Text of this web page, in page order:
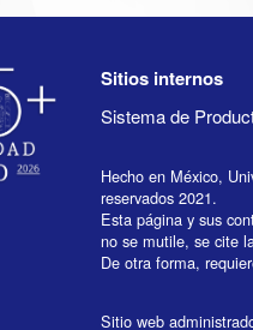
Sitios internos
Sistema de
Hecho en México,
reservados 2021.
Esta página y sus
no se mutile, se cite
De otra forma,
Sitio web